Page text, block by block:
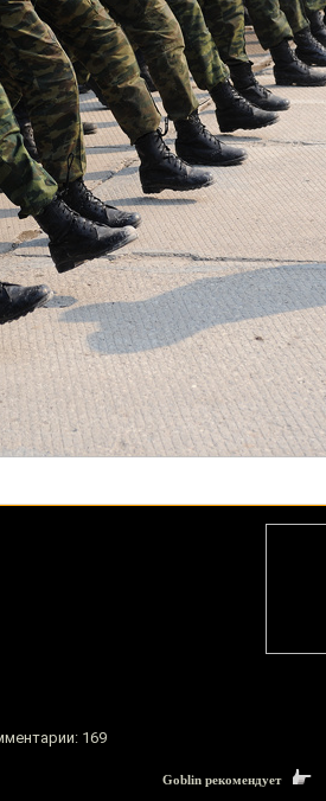
169
Goblin рекомендует